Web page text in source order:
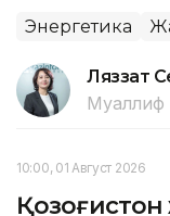
Энергетика
Ляззат
Муаллиф
10:00, 01 Август 2026